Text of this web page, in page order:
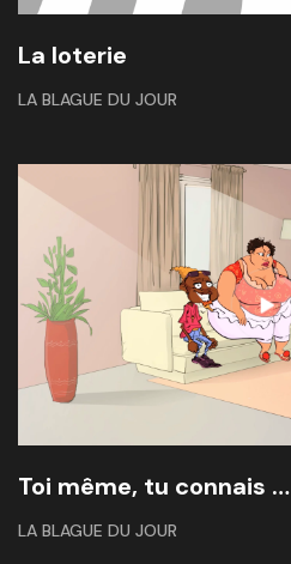
La loterie
LA BLAGUE DU JOUR
Toi même, tu connais …
LA BLAGUE DU JOUR